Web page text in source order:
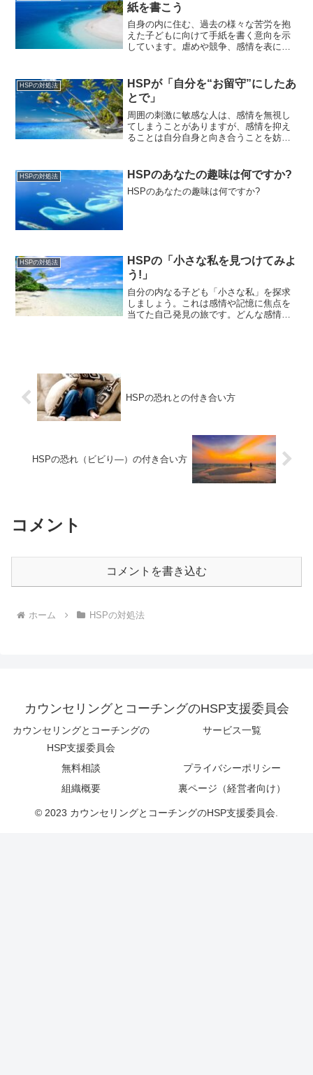
紙を書こう
自身の内に住む、過去の様々な苦労を抱
えた子どもに向けて手紙を書く意向を示
しています。虐めや競争、感情を表に出
えになれると感じています。
HSPの対処法
HSPが「自分を“お留守”にしたあ
とで」
周囲の刺激に敏感な人は、感情を無視し
てしまうことがありますが、感情を抑え
ることは自分自身と向き合うことを妨げ
歩となります。自分の心は常に味方で
す。
HSPの対処法 HSPのあなたの趣味は何ですか?
HSPのあなたの趣味は何ですか?
HSPの対処法
HSPの「小さな私を見つけてみよ
う!」
自分の内なる子ども「小さな私」を探求
しましょう。これは感情や記憶に焦点を
当てた自己発見の旅です。どんな感情を
HSPの恐れとの付き合い方
HSPの恐れ（ビビり―）の付き合い方
コメント
コメントを書き込む
ホーム HSPの対処法
カウンセリングとコーチングのHSP支援委員会
カウンセリングとコーチングの
HSP支援委員会
サービス一覧
無料相談
プライバシーポリシー
組織概要
裏ページ（経営者向け）
© 2023 カウンセリングとコーチングのHSP支援委員会.